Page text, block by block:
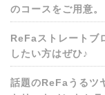
のコースをご用意。
ReFaストレートブ
したい方はぜひ♪
話題のReFaうるツ